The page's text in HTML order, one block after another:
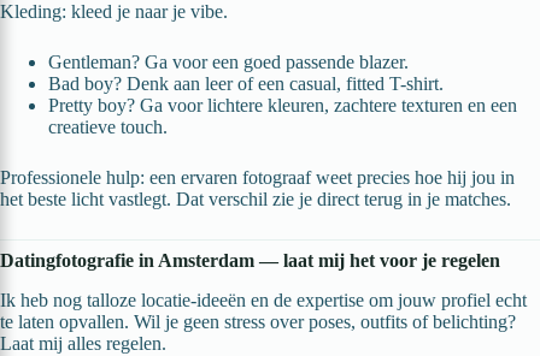
Kleding: kleed je naar je vibe.
Gentleman? Ga voor een goed passende blazer.
Bad boy? Denk aan leer of een casual, fitted T-shirt.
Pretty boy? Ga voor lichtere kleuren, zachtere texturen en een
creatieve touch.
Professionele hulp: een ervaren fotograaf weet precies hoe hij jou in
het beste licht vastlegt. Dat verschil zie je direct terug in je matches.
Datingfotografie in Amsterdam — laat mij het voor je regelen
Ik heb nog talloze locatie-ideeën en de expertise om jouw profiel echt
te laten opvallen. Wil je geen stress over poses, outfits of belichting?
Laat mij alles regelen.